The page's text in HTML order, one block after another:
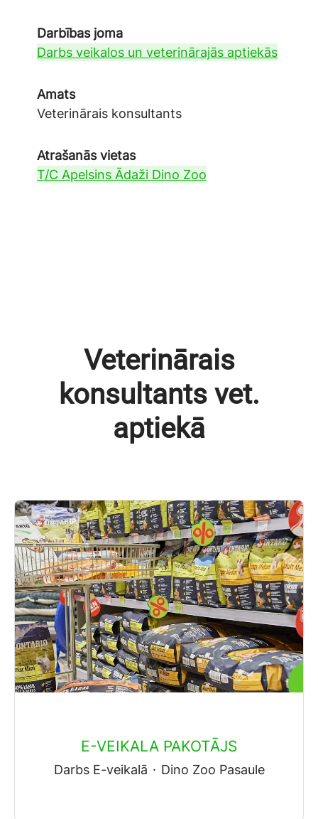
Darbības joma
Darbs veikalos un veterinārajās aptiekās
Amats
Veterinārais konsultants
Atrašanās vietas
T/C Apelsins Ādaži Dino Zoo
Veterinārais
konsultants vet.
aptiekā
E-VEIKALA PAKOTĀJS
Darbs E-veikalā · Dino Zoo Pasaule